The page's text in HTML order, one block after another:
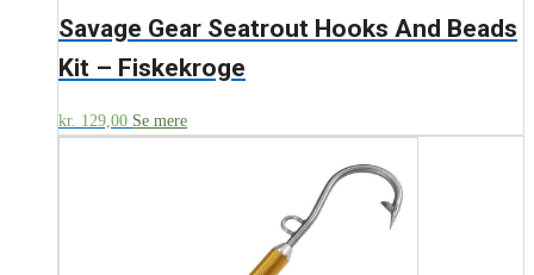
Savage Gear Seatrout Hooks And Beads
Kit – Fiskekroge
kr. 129,00 Se mere